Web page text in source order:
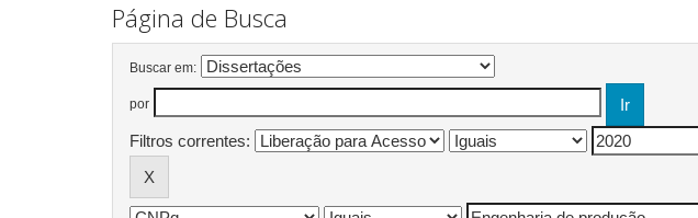
Página de Busca
Buscar em:
por
Filtros correntes: